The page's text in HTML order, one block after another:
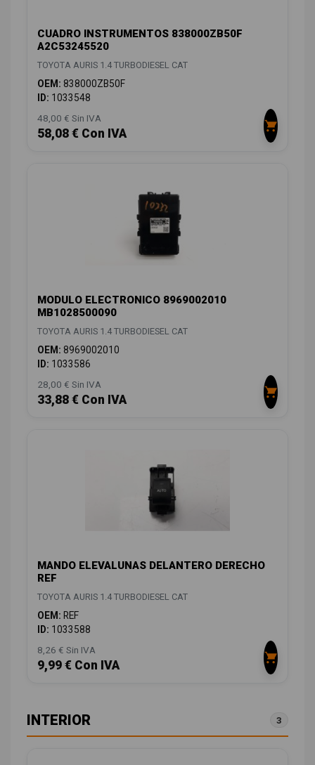
CUADRO INSTRUMENTOS 838000ZB50F
A2C53245520
TOYOTA AURIS 1.4 TURBODIESEL CAT
OEM: 838000ZB50F
ID: 1033548
48,00 € Sin IVA
58,08 € Con IVA
MODULO ELECTRONICO 8969002010
MB1028500090
TOYOTA AURIS 1.4 TURBODIESEL CAT
OEM: 8969002010
ID: 1033586
28,00 € Sin IVA
33,88 € Con IVA
MANDO ELEVALUNAS DELANTERO DERECHO
REF
TOYOTA AURIS 1.4 TURBODIESEL CAT
OEM: REF
ID: 1033588
8,26 € Sin IVA
9,99 € Con IVA
INTERIOR 3